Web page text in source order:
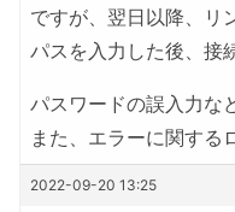
ですが、翌日以降、リ
パスを入力した後、接
パスワードの誤入力な
また、エラーに関する
2022-09-20 13:25